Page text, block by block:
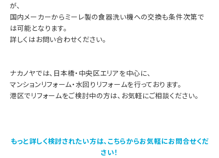
が、
国内メーカーからミーレ製の食器洗い機への交換も条件次第で
は可能となります。
詳しくはお問い合わせください。
ナカノヤでは、日本橋・中央区エリアを中心に、
マンションリフォーム・水回りリフォームを行っております。
港区でリフォームをご検討中の方は、お気軽にご相談ください。
もっと詳しく検討されたい方は、こちらからお気軽にお問合せくだ
さい！